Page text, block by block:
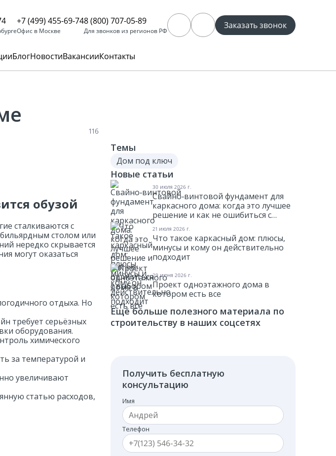
+7 (499) 455-69-74
Офис в Москве
8 (800) 707-05-89
Для звонков из регионов РФ
Заказать звонок
БлогНовостиВакансииКонтакты
Как не ошибиться
при выборе?
Подписывайся
90% строителей
Как сэкономить
при строительстве дома?
Подписывайся
Курс "Сам Себе Прораб"
Узнать подробнее
Отмена
Каркасный дом
116
обузой
сталкиваются с
столом или
нередко скрывается
могут оказаться
отдыха. Но
требует серьёзных
оборудования.
химического
за температурой и
увеличивают
статью расходов,
Темы
Дом под ключ
Новые статьи
30 июля 2026 г.
Свайно‑винтовой фундамент для
каркасного дома: когда это лучшее
решение и как не ошибиться с
выбором
21 июля 2026 г.
Что такое каркасный дом: плюсы,
минусы и кому он действительно
подходит
29 июня 2026 г.
Проект одноэтажного дома в
котором есть все
Ещё больше полезного материала по
строительству в наших соцсетях
Получить бесплатную
консультацию
Имя
Телефон